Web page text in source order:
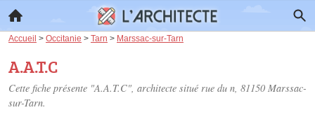
Accueil > Occitanie > Tarn > Marssac-sur-Tarn
A.A.T.C
Cette fiche présente "A.A.T.C", architecte situé rue du n, 81150 Marssac-
sur-Tarn.